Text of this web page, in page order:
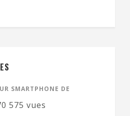
SMARTPHONE DE
575 vues